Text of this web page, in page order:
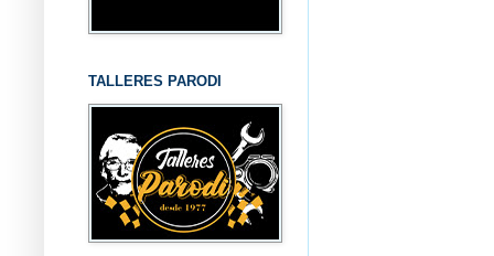
TALLERES PARODI